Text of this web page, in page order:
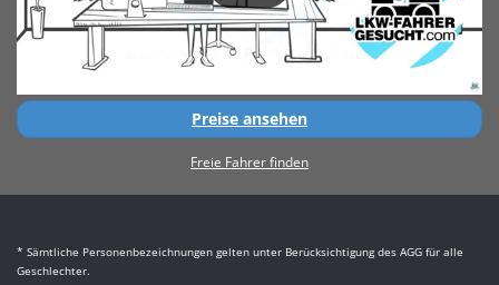
Preise ansehen
Freie Fahrer finden
* Sämtliche Personenbezeichnungen gelten unter Berücksichtigung des AGG für alle
Geschlechter.